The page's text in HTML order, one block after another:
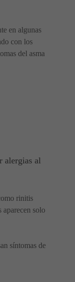
en algunas
con los
del asma
alergias al
rinitis
aparecen solo
síntomas de